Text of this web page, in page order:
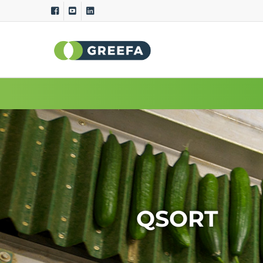
Machines de tri
CombiSort
SmartSort
EasySort
QSort
Qualité
Poids
Taille et
Poids
Courbure
QSORT